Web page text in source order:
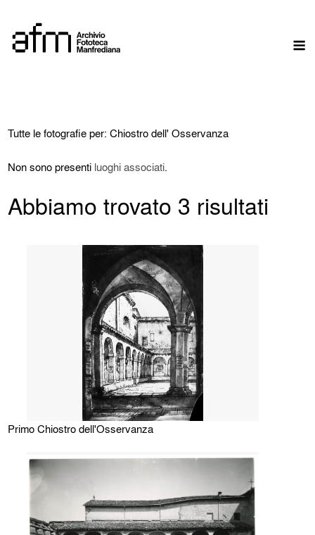
content
Tutte le fotografie per: Chiostro dell' Osservanza
Non sono presenti luoghi associati.
Abbiamo trovato 3 risultati
Primo Chiostro dell'Osservanza